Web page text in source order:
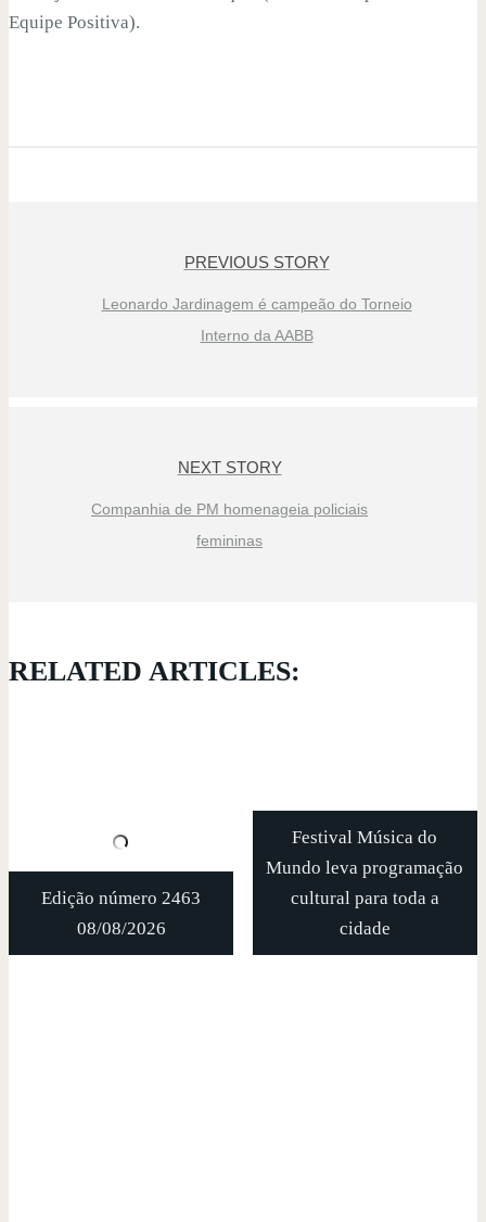
Equipe Positiva).
PREVIOUS STORY
Leonardo Jardinagem é campeão do Torneio
Interno da AABB
NEXT STORY
Companhia de PM homenageia policiais
femininas
RELATED ARTICLES:
Edição número 2463
08/08/2026
Festival Música do
Mundo leva programação
cultural para toda a
cidade